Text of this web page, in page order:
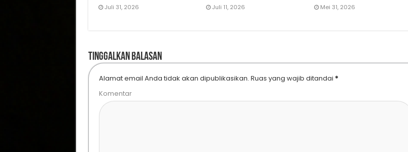
Juli 31, 2026 Juli 11, 2026 Mei 31, 2026
Tinggalkan Balasan
Alamat email Anda tidak akan dipublikasikan. Ruas yang wajib ditandai *
Komentar